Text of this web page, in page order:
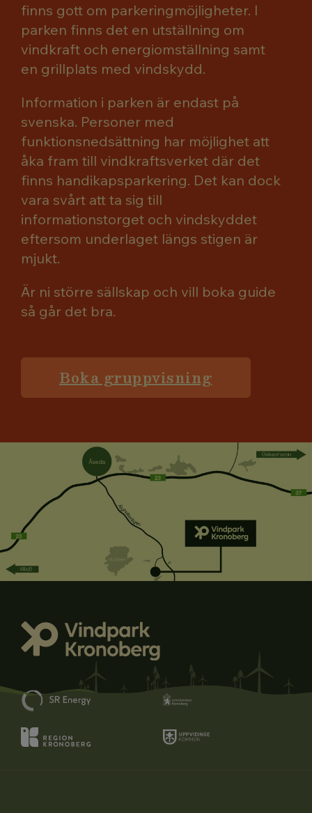
finns gott om parkeringmöjligheter. I
parken finns det en utställning om
vindkraft och energiomställning samt
en grillplats med vindskydd.
Information i parken är endast på
svenska. Personer med
funktionsnedsättning har möjlighet att
åka fram till vindkraftsverket där det
finns handikapsparkering. Det kan dock
vara svårt att ta sig till
informationstorget och vindskyddet
eftersom underlaget längs stigen är
mjukt.
Är ni större sällskap och vill boka guide
så går det bra.
Boka gruppvisning